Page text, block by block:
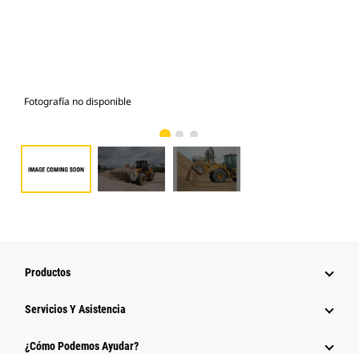
Fotografía no disponible
Productos
Servicios Y Asistencia
¿Cómo Podemos Ayudar?